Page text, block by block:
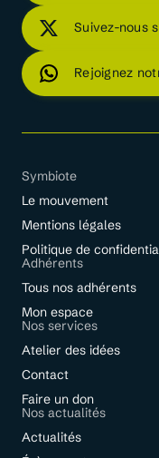
Suivez-nous
Rejoignez
Symbiote
Le mouvement
Mentions légales
Politique de
Adhérents
Tous nos adhérents
Mon espace
Nos services
Atelier des idées
Contact
Faire un don
Nos actualités
Actualités